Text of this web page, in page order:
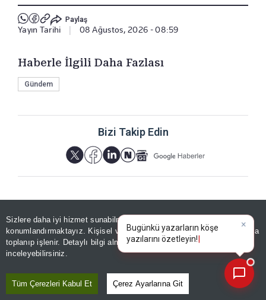
Sizlere daha iyi hizmet sunabilmek adına sitemizde
konumlandırmaktayız. Kişisel verileriniz, KVKK ve GDPR kapsamında
toplanıp işlenir. Detaylı bilgi almak içinAydınlatma Metnimizi
inceleyebilirsiniz.
Tüm Çerezleri Kabul Et Çerez Ayarlarına Git
Paylaş
Yayın Tarihi 08 Ağustos, 2026 - 08:59
Haberle İlgili Daha Fazlası
Gündem
Bizi Takip Edin
YORUMLAR
Yorum için giriş yapın
×
Bugünkü yazarların köşe
yazılarını özetl